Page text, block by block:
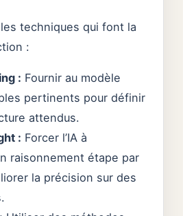
techniques qui font la
:
: Fournir au modèle
pertinents pour définir
attendus.
: Forcer l’IA à
raisonnement étape par
la précision sur des